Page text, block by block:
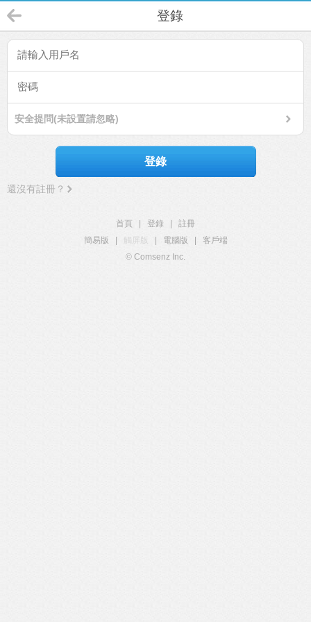
登錄
安全提問(未設置請忽略)
登錄
還沒有註冊？
首頁 登錄
註冊
簡易版
觸屏版 電腦版
客戶端
© Comsenz Inc.